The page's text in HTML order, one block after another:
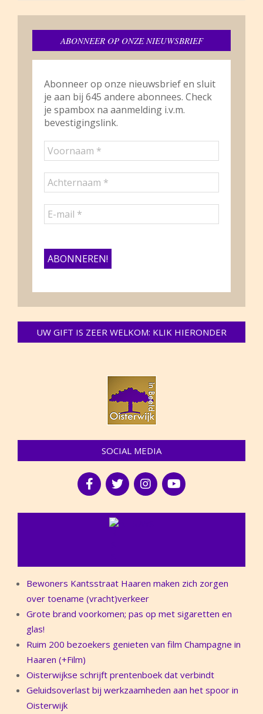
ABONNEER OP ONZE NIEUWSBRIEF
Abonneer op onze nieuwsbrief en sluit
je aan bij 645 andere abonnees. Check
je spambox na aanmelding i.v.m.
bevestigingslink.
UW GIFT IS ZEER WELKOM: KLIK HIERONDER
SOCIAL MEDIA
Bewoners Kantsstraat Haaren maken zich zorgen
over toename (vracht)verkeer
Grote brand voorkomen; pas op met sigaretten en
glas!
Ruim 200 bezoekers genieten van film Champagne in
Haaren (+Film)
Oisterwijkse schrijft prentenboek dat verbindt
Geluidsoverlast bij werkzaamheden aan het spoor in
Oisterwijk